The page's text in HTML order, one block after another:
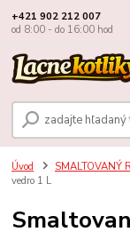
+421 902 212 007
od 8:00 - do 16:00 hod
Úvod SMALTOVANÝ
vedro 1 L